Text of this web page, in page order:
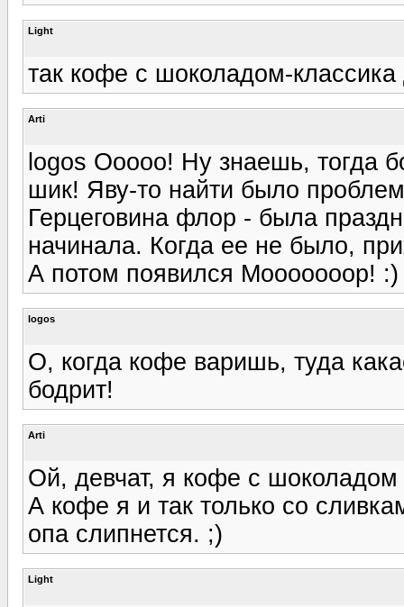
Light
так кофе с шоколадом-
Arti
logos Ооооо! Ну знаешь, тогда
шик! Яву-то найти было
Герцеговина флор - была
начинала. Когда ее не было,
А потом появился Мооооооор! :)
logos
О, когда кофе варишь, туда
бодрит!
Arti
Ой, девчат, я кофе с
А кофе я и так только со
опа слипнется. ;)
Light